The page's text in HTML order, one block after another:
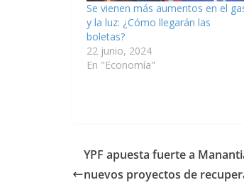
Se vienen más aumentos en el
y la luz: ¿Cómo llegarán las
boletas?
22 junio, 2024
En "Economía"
YPF apuesta fuerte a
nuevos proyectos de